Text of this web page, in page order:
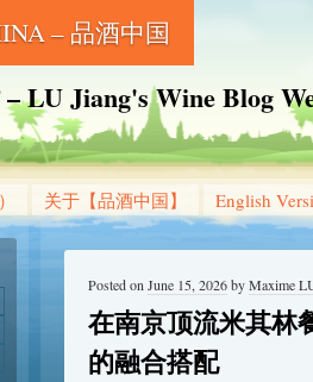
– 品酒中国
LU Jiang's Wine Blog
关于【品酒中国】 English
在南京顶流米其林
的融合搭配
Posted on June 15, 2026byMaxime